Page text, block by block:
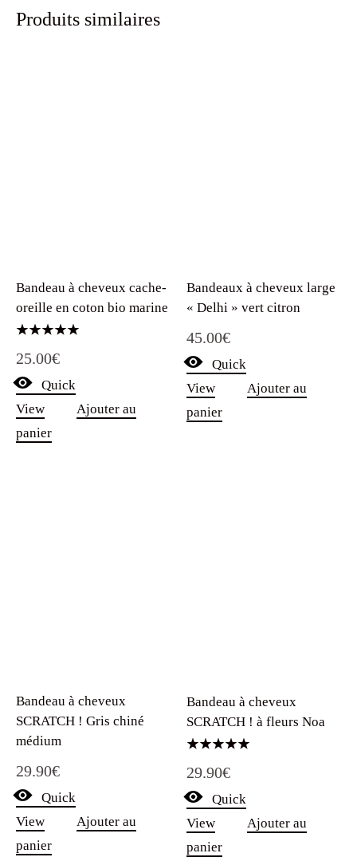
Produits similaires
Bandeau à cheveux cache-
oreille en coton bio marine
5.00
25.00€
Quick
View
Ajouter au
panier
Bandeaux à cheveux large
« Delhi » vert citron
45.00€
Quick
View
Ajouter au
panier
Bandeau à cheveux
SCRATCH ! Gris chiné
médium
29.90€
Quick
View
Ajouter au
panier
Bandeau à cheveux
SCRATCH ! à fleurs Noa
5.00
sur 5
29.90€
Quick
View
Ajouter au
panier